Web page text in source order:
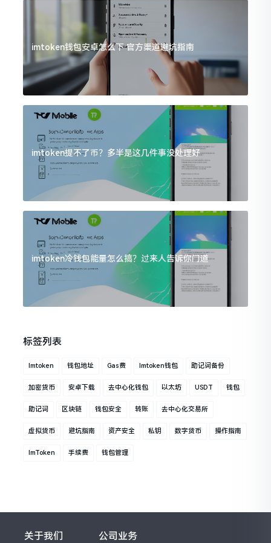
imtoken钱包安卓怎么下 官方渠道避坑指南
imtoken提不了币？多半是这几件事没处理好
imtoken冷钱包能量怎么搞？过来人告诉你门道
标签列表
Imtoken 钱包地址 Gas费 Imtoken钱包 助记词备份
加密货币 安卓下载 去中心化钱包 以太坊 USDT 钱包
助记词 区块链 钱包安全 转账 去中心化交易所
虚拟货币 避坑指南 资产安全 私钥 数字货币 操作指南
ImToken 手续费 钱包管理
关于我们 公司业务